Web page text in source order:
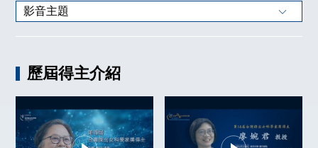
影音主題
台灣傑出女科獎回顧
歷屆得主介紹